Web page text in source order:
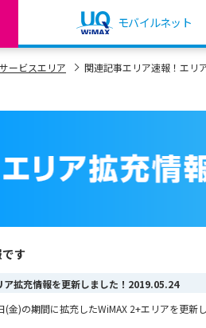
モバイルネット
サービスエリア 関連記事エリア速報！エリ
す
拡充情報を更新しました！ 2019.05.24
)の期間に拡充したWiMAX 2+エリアを更新し